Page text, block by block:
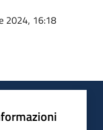
2024, 16:18